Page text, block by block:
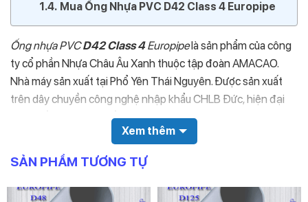
Mua Ống Nhựa PVC D42 Class 4 Europipe
Ống nhựa PVCD42 Class 4Europipelà sản phẩm của công
ty cổ phần Nhựa Châu Âu Xanh thuộc tập đoàn AMACAO.
Nhà máy sản xuất tại Phổ Yên Thái Nguyên. Được sản xuất
trên dây chuyền công nghệ nhập khẩu CHLB Đức, hiện đại
bậc nhất hiện nay. Chất lượng tương đương không thua kém
những thương hiệu ống nhựa lớn trên thị trường nội đại hiện
nay. Ngoài ra giá bán của sản phẩm cực hợp lý, phù hợp với
định hướng phát triển thương hiệu Europipe trên 50 năm.
Xem thêm
SẢN PHẨM TƯƠNG TỰ